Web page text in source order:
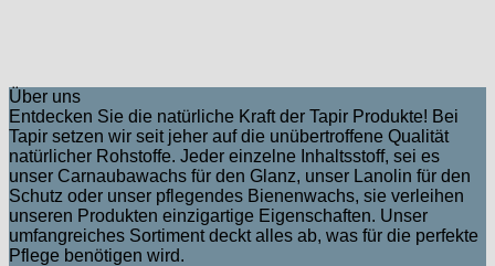
Über uns
Entdecken Sie die natürliche Kraft der Tapir Produkte! Bei
Tapir setzen wir seit jeher auf die unübertroffene Qualität
natürlicher Rohstoffe. Jeder einzelne Inhaltsstoff, sei es
unser Carnaubawachs für den Glanz, unser Lanolin für den
Schutz oder unser pflegendes Bienenwachs, sie verleihen
unseren Produkten einzigartige Eigenschaften. Unser
umfangreiches Sortiment deckt alles ab, was für die perfekte
Pflege benötigen wird.